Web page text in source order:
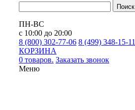
Поиск
ПН-ВС
с 10:00 до 20:00
8 (800) 302-77-06 8 (499) 348-15-11
КОРЗИНА
0 товаров. Заказать звонок
Меню